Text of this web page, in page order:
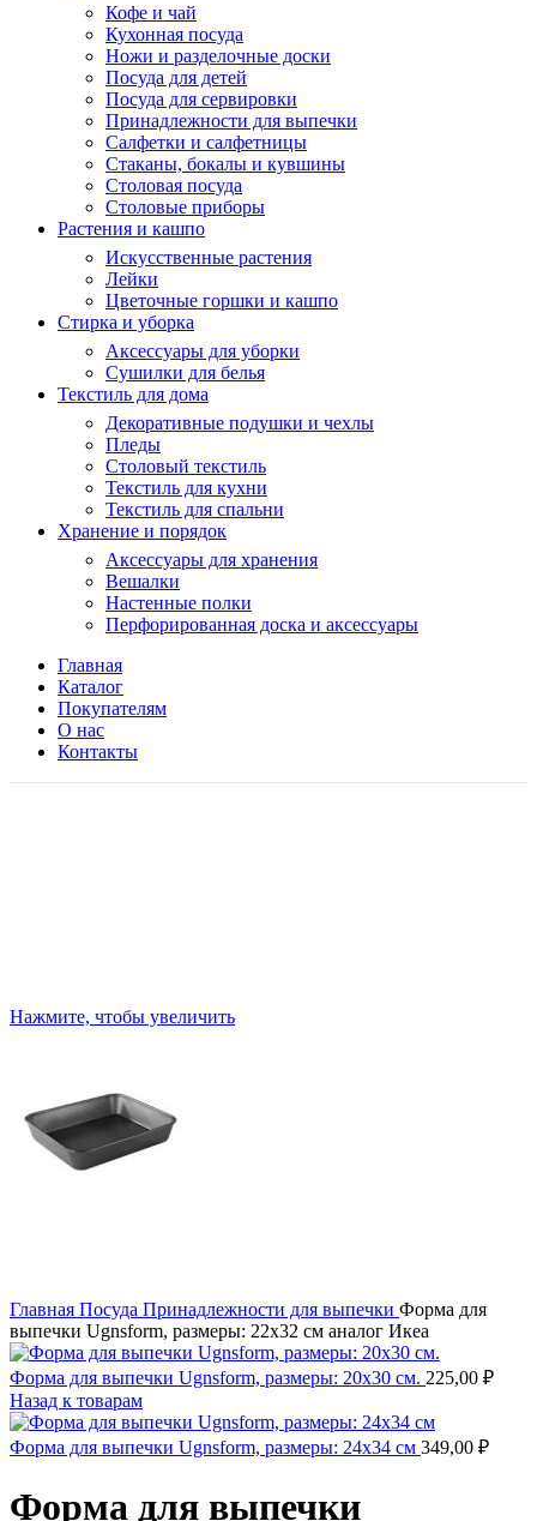
Кофе и чай
Кухонная посуда
Ножи и разделочные доски
Посуда для детей
Посуда для сервировки
Принадлежности для выпечки
Салфетки и салфетницы
Стаканы, бокалы и кувшины
Столовая посуда
Столовые приборы
Растения и кашпо
Искусственные растения
Лейки
Цветочные горшки и кашпо
Стирка и уборка
Аксессуары для уборки
Сушилки для белья
Текстиль для дома
Декоративные подушки и чехлы
Пледы
Столовый текстиль
Текстиль для кухни
Текстиль для спальни
Хранение и порядок
Аксессуары для хранения
Вешалки
Настенные полки
Перфорированная доска и аксессуары
Главная
Каталог
Покупателям
О нас
Контакты
Нажмите, чтобы увеличить
Главная Посуда Принадлежности для выпечки Форма для
выпечки Ugnsform, размеры: 22х32 см аналог Икеа
Форма для выпечки Ugnsform, размеры: 20х30 см. 225,00 ₽
Назад к товарам
Форма для выпечки Ugnsform, размеры: 24х34 см 349,00 ₽
Форма для выпечки